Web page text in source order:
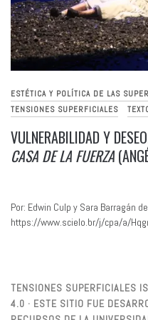
ESTÉTICA Y POLÍTICA DE LAS
TENSIONES SUPERFICIALES
VULNERABILIDAD Y
CASA DE LA FUERZA
Por: Edwin Culp y Sara Barragán
https://www.scielo.br/j/cpa/a/
TENSIONES SUPERFICIALES
4.0 · ESTE SITIO FUE